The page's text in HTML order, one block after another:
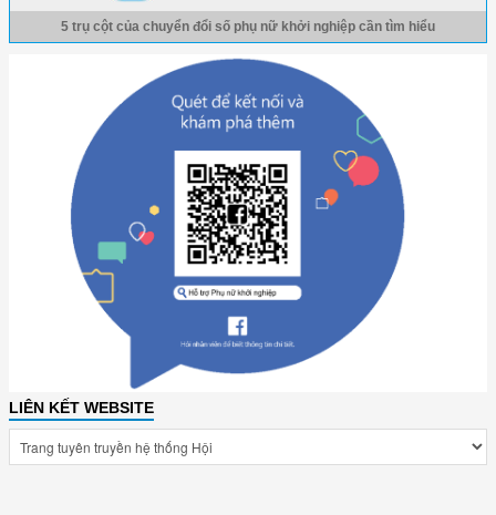
5 trụ cột của chuyển đổi số phụ nữ khởi nghiệp cần tìm hiểu
LIÊN KẾT WEBSITE